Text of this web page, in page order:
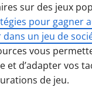
sur des jeux
pour gagner
dans un jeu de
vous
et d’adapter vos
de jeu.